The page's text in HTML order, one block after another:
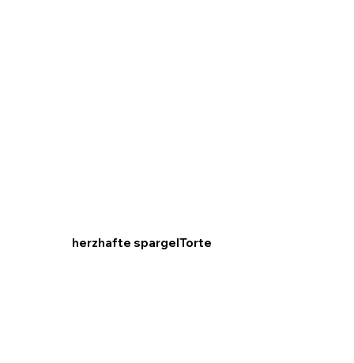
herzhafte spargelTorte